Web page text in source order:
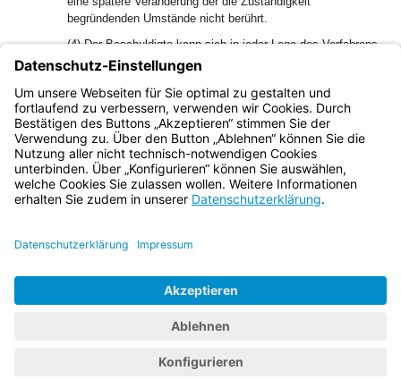
begründenden Umstände nicht berührt.
(4) Der Beschuldigte kann sich in jeder Lage des Verfahrens
eines Mitglieds seiner Berufsvertretung als Beistand oder
eines bei einem deutschen Gericht zugelassenen
Rechtsanwalts oder eines Rechtslehrers an einer deutschen
Hochschule als Verteidiger bedienen.
Bayern.de
BayernPortal
Impressum